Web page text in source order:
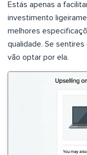
Estás apenas a
investimento
melhores
qualidade. Se sentires
vão optar por ela.